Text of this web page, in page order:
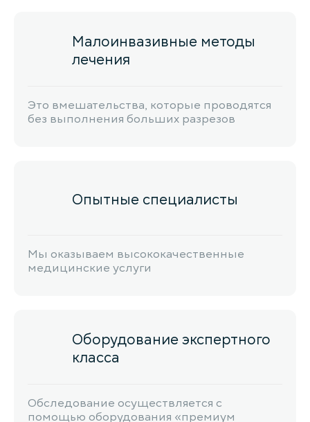
Малоинвазивные методы
лечения
Это вмешательства, которые проводятся
без выполнения больших разрезов
Опытные специалисты
Мы оказываем высококачественные
медицинские услуги
Оборудование экспертного
класса
Обследование осуществляется с
помощью оборудования «премиум